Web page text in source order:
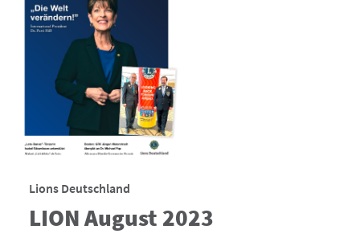
Lions Deutschland
LION August 2023